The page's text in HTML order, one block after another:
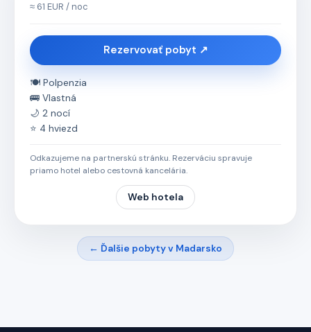
≈ 61 EUR / noc
Rezervovať pobyt ↗
🍽️ Polpenzia
🚌 Vlastná
🌙 2 nocí
⭐ 4 hviezd
Odkazujeme na partnerskú stránku. Rezerváciu spravuje
priamo hotel alebo cestovná kancelária.
Web hotela
← Ďalšie pobyty v Madarsko